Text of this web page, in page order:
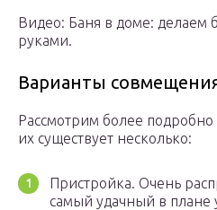
Видео: Баня в доме: делаем
руками.
Варианты
Рассмотрим более
их существует несколько:
Пристройка. Очень
самый удачный в плане